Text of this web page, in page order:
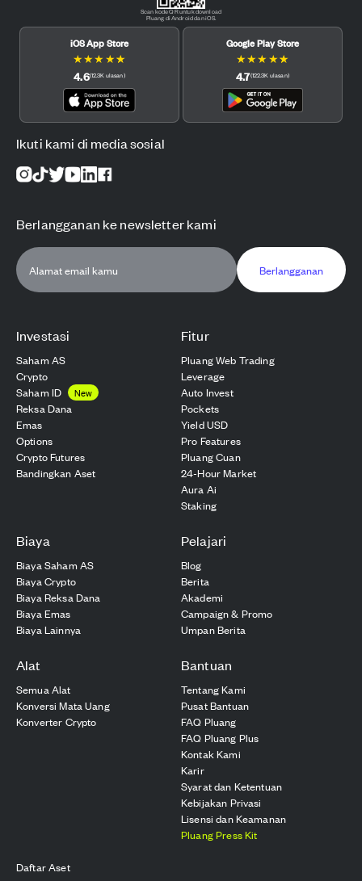
Investasi
Saham AS
Crypto
Saham ID
New
Reksa Dana
Emas
Options
Crypto Futures
Bandingkan Aset
Fitur
Pluang Web Trading
Leverage
Auto Invest
Pockets
Yield USD
Pro Features
Pluang Cuan
24-Hour Market
Aura Ai
Staking
Biaya
Biaya Saham AS
Biaya Crypto
Biaya Reksa Dana
Biaya Emas
Biaya Lainnya
Pelajari
Blog
Berita
Akademi
Campaign & Promo
Umpan Berita
Alat
Semua Alat
Konversi Mata Uang
Konverter Crypto
Bantuan
Tentang Kami
Pusat Bantuan
FAQ Pluang
FAQ Pluang Plus
Kontak Kami
Karir
Syarat dan Ketentuan
Kebijakan Privasi
Lisensi dan Keamanan
Pluang Press Kit
Scan kode QR untuk download
Pluang di Android dan iOS.
iOS App Store
★★★ ★★
4.6(12.3K ulasan)
Google Play Store
★★★ ★★
4.7(122.3K ulasan)
Ikuti kami di media sosial
Berlangganan ke newsletter kami
Berlangganan
Daftar Aset